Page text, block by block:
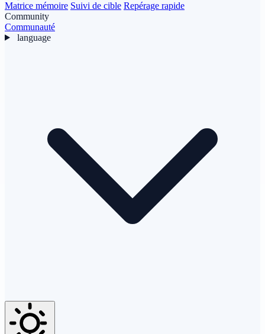
Matrice mémoire Suivi de cible Repérage rapide
Community
Communauté
language